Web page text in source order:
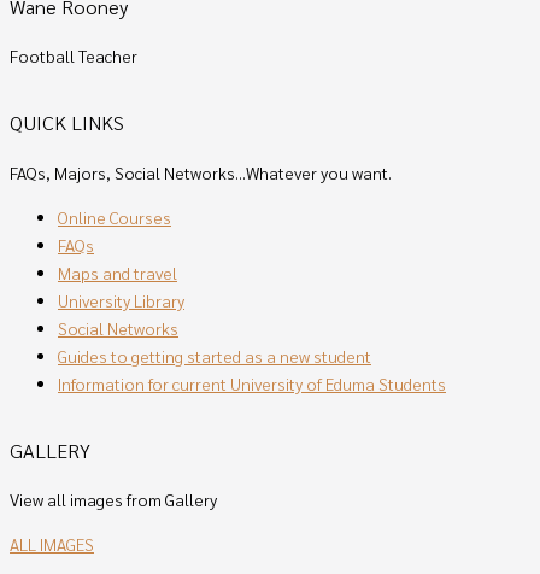
Wane Rooney
Football Teacher
QUICK LINKS
FAQs, Majors, Social Networks...Whatever you want.
Online Courses
FAQs
Maps and travel
University Library
Social Networks
Guides to getting started as a new student
Information for current University of Eduma Students
GALLERY
View all images from Gallery
ALL IMAGES